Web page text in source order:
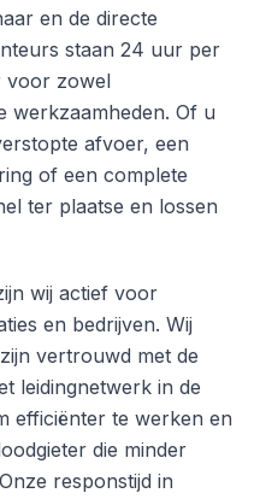
en de directe
staan 24 uur per
voor zowel
werkzaamheden. Of u
afvoer, een
of een complete
ter plaatse en lossen
wij actief voor
en bedrijven. Wij
vertrouwd met de
leidingnetwerk in de
efficiënter te werken en
die minder
responstijd in